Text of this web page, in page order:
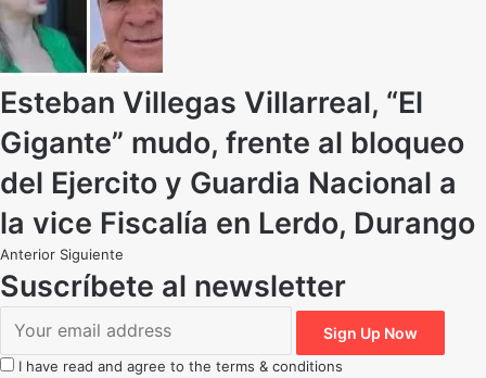
Esteban Villegas Villarreal, “El
Gigante” mudo, frente al bloqueo
del Ejercito y Guardia Nacional a
la vice Fiscalía en Lerdo, Durango
Anterior Siguiente
Suscríbete al newsletter
I have read and agree to the terms & conditions